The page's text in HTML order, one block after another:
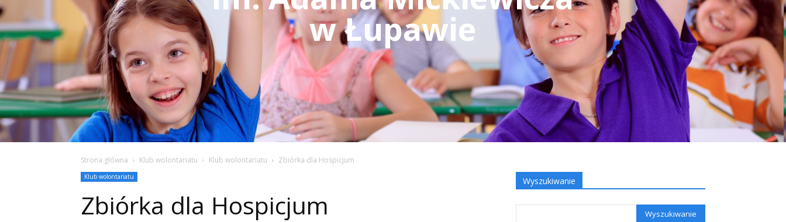
w Łupawie
Strona główna Klub wolontariatu Klub wolontariatu Zbiórka dla Hospicjum
Klub wolontariatu
Zbiórka dla Hospicjum
Wyszukiwanie